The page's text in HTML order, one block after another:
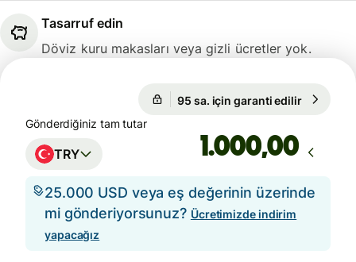
Tasarruf edin
Döviz kuru makasları veya gizli ücretler yok.
95 sa. için garanti edilir
Gönderdiğiniz tam tutar
TRY ,00
25.000 USD veya eş değerinin üzerinde
mi gönderiyorsunuz? Ücretimizde indirim
yapacağız